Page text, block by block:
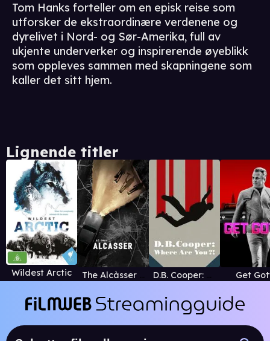
Tom Hanks forteller om en episk reise som
utforsker de ekstraordinære verdenene og
dyrelivet i Nord- og Sør-Amerika, full av
ukjente underverker og inspirerende øyeblikk
som oppleves sammen med skapningene som
kaller det sitt hjem.
Lignende titler
Wildest Arctic The Alcàsser Murders D.B. Cooper: Where Are You?! Get